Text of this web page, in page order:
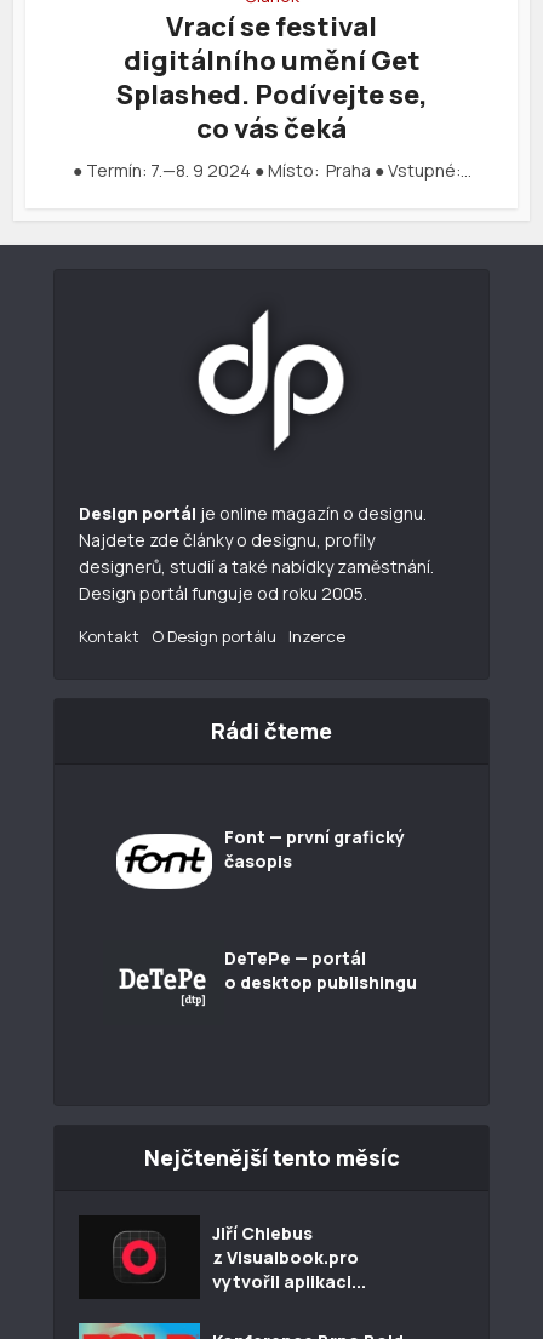
Vrací se festival
digitálního umění Get
Splashed. Podívejte se,
co vás čeká
● Termín: 7.—8. 9 2024 ● Místo: Praha ● Vstupné:…
Design portál je online magazín o designu.
Najdete zde články o designu, profily
designerů, studií a také nabídky zaměstnání.
Design portál funguje od roku 2005.
Kontakt O Design portálu Inzerce
Rádi čteme
Font — první grafický
časopis
DeTePe — portál
o desktop publishingu
Nejčtenější tento měsíc
Jiří Chlebus
z Visualbook.pro
vytvořil aplikaci...